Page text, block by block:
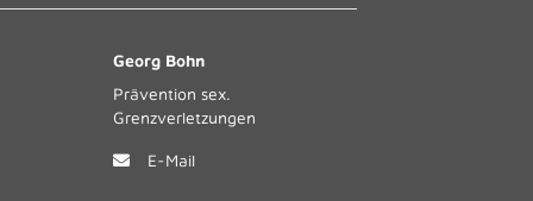
Georg Bohn
Prävention sex.
Grenzverletzungen
E-Mail